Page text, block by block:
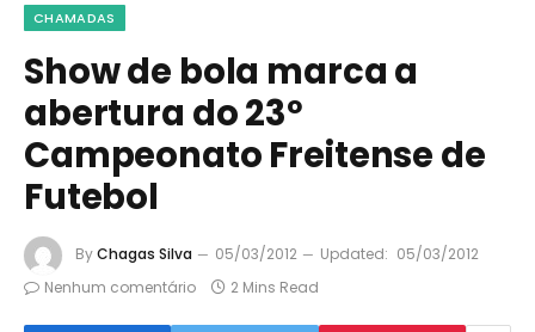
CHAMADAS
Show de bola marca a
abertura do 23º
Campeonato Freitense de
Futebol
ByChagas Silva 05/03/2012 Updated: 05/03/2012
Nenhum comentário
2 Mins Read